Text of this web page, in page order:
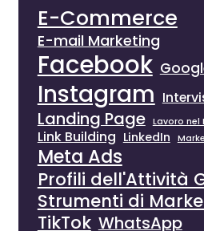
E-Commerce
E-mail Marketing
Facebook
Instagram
Landing Page Lavoro nel
Link Building LinkedIn
Meta Ads
Profili dell'Attività
Strumenti di
TikTok WhatsApp